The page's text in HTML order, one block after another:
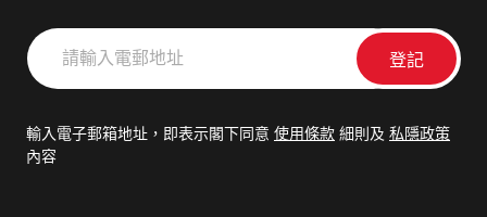
請
輸
郵
輸入電子郵箱地址，即表示閣下同意 使用條款 細則及 私隱政策
內容